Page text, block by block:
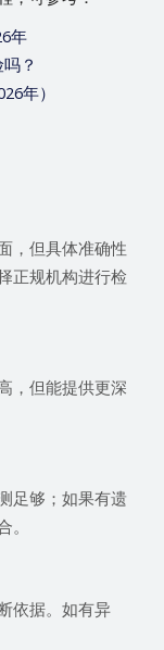
年
？
年）
，但具体准确性
正规机构进行检
，但能提供更深
足够；如果有遗
依据。如有异